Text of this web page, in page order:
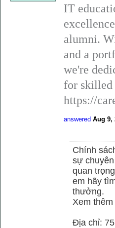
IT
alumni.
and a
we're
for skilled
https://
answered Aug 9,
Chính
sự
quan
em hãy
thưởng.
Xem thêm
Địa chỉ: